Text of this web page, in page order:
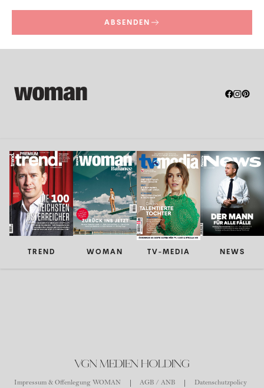
ABSENDEN
TREND WOMAN TV-MEDIA NEWS
VGN MEDIEN HOLDING
Impressum & Offenlegung WOMAN AGB / ANB Datenschutzpolicy